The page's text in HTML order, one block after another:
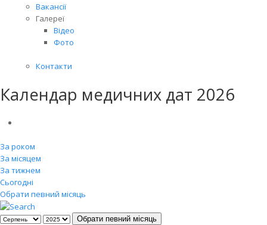
Вакансії
Галереї
Відео
Фото
Контакти
Календар медичних дат 2026
За роком
За місяцем
За тижнем
Сьогодні
Обрати певний місяць
Обрати певний місяць